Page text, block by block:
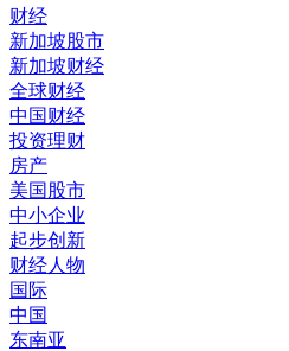
财经
新加坡股市
新加坡财经
全球财经
中国财经
投资理财
房产
美国股市
中小企业
起步创新
财经人物
国际
中国
东南亚